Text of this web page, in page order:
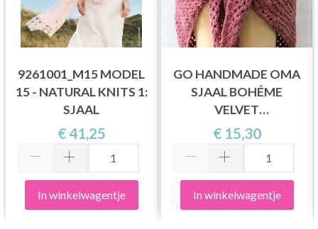
9261001_M15 MODEL
15 - NATURAL KNITS 1:
SJAAL
€ 41,25
In winkelwagentje
GO HANDMADE OMA
SJAAL BOHÉME
VELVET
&QUOT;FIJN&QUOT;
€ 15,30
In winkelwagentje